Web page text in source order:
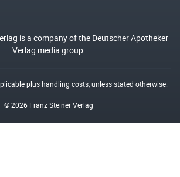
is a company of the Deutscher Apotheker
Verlag media group.
plushandling costs, unless stated otherwise.
© 2026 Franz Steiner Verlag